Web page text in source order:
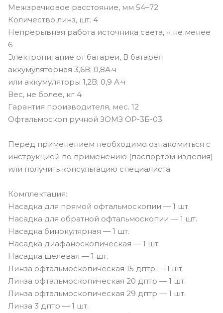
Межзрачковое расстояние, мм 54–72
Количество линз, шт. 4
Непрерывная работа источника света, ч не менее
6
Электропитание от батареи, В батарея
аккумуляторная 3,6В; 0,8А·ч
или аккумуляторы 1,2В; 0,9 А·ч
Вес, не более, кг 4
Гарантия производителя, мес. 12
Офтальмоскоп ручной ЗОМЗ ОР-3Б-03
Перед применением необходимо ознакомиться с
инструкцией по применению (паспортом изделия)
или получить консультацию специалиста
Комплектация:
Насадка для прямой офтальмоскопии — 1 шт.
Насадка для обратной офтальмоскопии — 1 шт.
Насадка бинокулярная — 1 шт.
Насадка диафаноскопическая — 1 шт.
Насадка щелевая — 1 шт.
Линза офтальмоскопическая 15 дптр — 1 шт.
Линза офтальмоскопическая 20 дптр — 1 шт.
Линза офтальмоскопическая 29 дптр — 1 шт.
Линза 3 дптр — 1 шт.